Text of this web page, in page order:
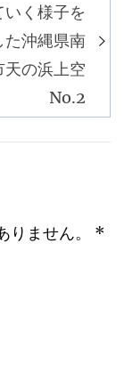
いく様子を
た沖縄県南
天の浜上空
No.2
ません。
*